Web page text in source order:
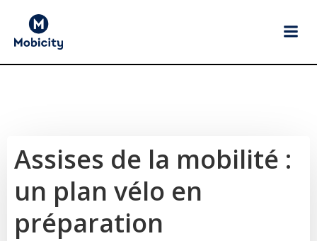
Assises de la mobilité :
un plan vélo en
préparation